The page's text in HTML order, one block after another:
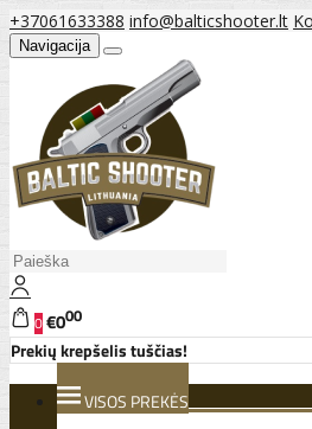
+37061633388 info@balticshooter.lt
Navigacija
0€000
Prekių krepšelis tuščias!
VISOS PREKĖS